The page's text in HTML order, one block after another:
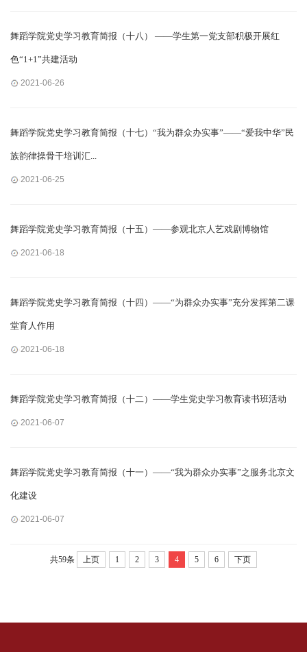
舞蹈学院党史学习教育简报（十八） ——学生第一党支部积极开展红
色“1+1”共建活动
2021-06-26
舞蹈学院党史学习教育简报（十七）“我为群众办实事”——“爱我中华”民
族韵律操骨干培训汇...
2021-06-25
舞蹈学院党史学习教育简报（十五）——参观北京人艺戏剧博物馆
2021-06-18
舞蹈学院党史学习教育简报（十四）——“为群众办实事”充分发挥第二课
堂育人作用
2021-06-18
舞蹈学院党史学习教育简报（十二）——学生党史学习教育读书班活动
2021-06-07
舞蹈学院党史学习教育简报（十一）——“我为群众办实事”之服务北京文
化建设
2021-06-07
共59条 上页 1 2 3 4 5 6 下页